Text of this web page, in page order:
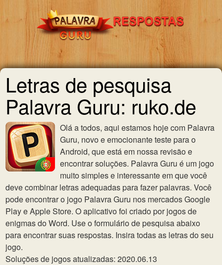
Letras de pesquisa
Palavra Guru: ruko.de
Olá a todos, aqui estamos hoje com Palavra
Guru, novo e emocionante teste para o
Android, que está em nossa revisão e
encontrar soluções. Palavra Guru é um jogo
muito simples e interessante em que você
deve combinar letras adequadas para fazer palavras. Você
pode encontrar o jogo Palavra Guru nos mercados Google
Play e Apple Store. O aplicativo foi criado por jogos de
enigmas do Word. Use o formulário de pesquisa abaixo
para encontrar suas respostas. Insira todas as letras do seu
jogo.
Soluções de jogos atualizadas: 2020.06.13